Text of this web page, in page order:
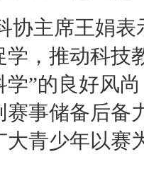
协主席王娟
学，推动科技
学”的良好风
赛事储备后备
大青少年以赛